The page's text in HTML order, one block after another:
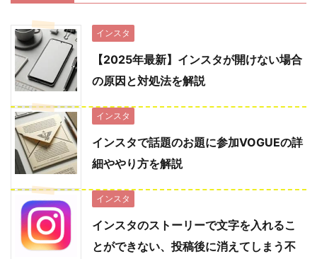
インスタ
【2025年最新】インスタが開けない場合
の原因と対処法を解説
インスタ
インスタで話題のお題に参加VOGUEの詳
細ややり方を解説
インスタ
インスタのストーリーで文字を入れるこ
とができない、投稿後に消えてしまう不